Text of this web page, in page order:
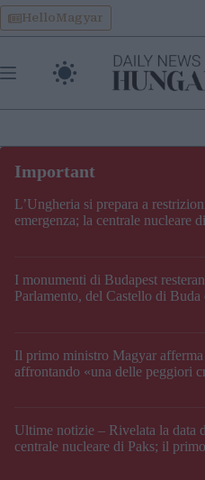
Skip
to
content
HelloMagyar
L’Ungheria si prepara a
emergenza; la centrale nucleare
I monumenti di Budapest
Parlamento, del Castello di Buda
Il primo ministro Magyar afferma
affrontando «una delle peggiori
Ultime notizie – Rivelata la data
centrale nucleare di Paks; il